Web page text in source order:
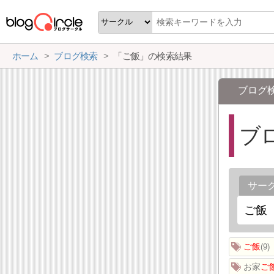
ホーム ブログ検索 「ご飯」の検索結果
ブログ
ブ
サー
ご飯 9
お家ご